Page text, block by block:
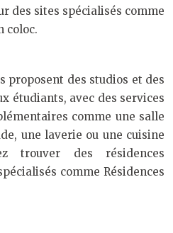
des sites spécialisés comme
coloc.
proposent des studios et des
étudiants, avec des services
comme une salle
une laverie ou une cuisine
trouver des résidences
comme Résidences